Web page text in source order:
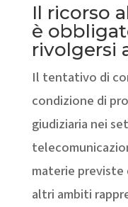
Il ricorso
è
rivolgersi
Il tentativo di
condizione di
giudiziaria nei
materie
altri ambiti